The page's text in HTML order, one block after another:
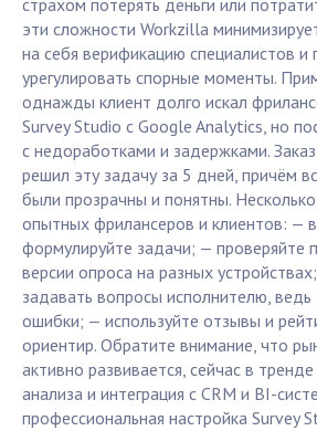
страхом потерять деньги или
эти сложности Workzilla
на себя верификацию специалистов и
урегулировать спорные моменты.
однажды клиент долго искал
Survey Studio с Google Analytics, но
с недоработками и задержками.
решил эту задачу за 5 дней, причём
были прозрачны и понятны.
опытных фрилансеров и клиентов: —
формулируйте задачи; — проверяйте
версии опроса на разных
задавать вопросы исполнителю,
ошибки; — используйте отзывы и
ориентир. Обратите внимание, что
активно развивается, сейчас в
анализа и интеграция с CRM и BI-
профессиональная настройка Survey